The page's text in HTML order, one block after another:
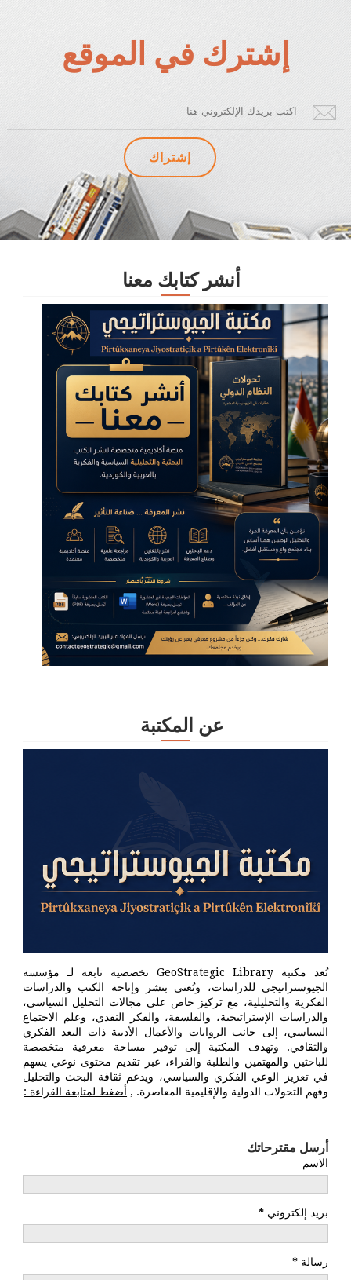
إشترك في الموقع
أنشر كتابك معنا
عن المكتبة
تُعد مكتبة GeoStrategic Library تخصصية تابعة لـ مؤسسة
الجيوستراتيجي للدراسات، وتُعنى بنشر وإتاحة الكتب والدراسات
الفكرية والتحليلية، مع تركيز خاص على مجالات التحليل السياسي،
والدراسات الإستراتيجية، والفلسفة، والفكر النقدي، وعلم الاجتماع
السياسي، إلى جانب الروايات والأعمال الأدبية ذات البعد الفكري
والثقافي. وتهدف المكتبة إلى توفير مساحة معرفية متخصصة
للباحثين والمهتمين والطلبة والقراء، عبر تقديم محتوى نوعي يسهم
في تعزيز الوعي الفكري والسياسي، ويدعم ثقافة البحث والتحليل
وفهم التحولات الدولية والإقليمية المعاصرة. , أضغط لمتابعة القراءة :
أرسل مقترحاتك
الاسم
بريد إلكتروني *
رسالة *